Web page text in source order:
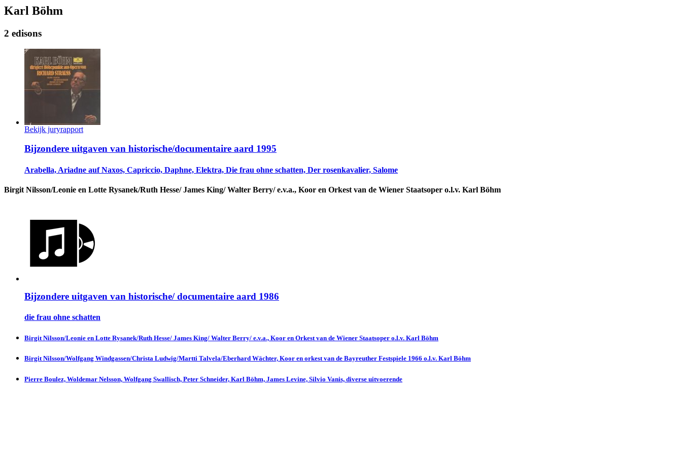
Karl Böhm
2 edisons
Bekijk juryrapport
Bijzondere uitgaven van historische/documentaire aard 1995
Arabella, Ariadne auf Naxos, Capriccio, Daphne, Elektra, Die frau ohne schatten, Der rosenkavalier, Salome
Birgit Nilsson/Leonie en Lotte Rysanek/Ruth Hesse/ James King/ Walter Berry/ e.v.a., Koor en Orkest van de Wiener Staatsoper o.l.v. Karl Böhm
Bijzondere uitgaven van historische/ documentaire aard 1986
die frau ohne schatten
Birgit Nilsson/Leonie en Lotte Rysanek/Ruth Hesse/ James King/ Walter Berry/ e.v.a., Koor en Orkest van de Wiener Staatsoper o.l.v. Karl Böhm
Birgit Nilsson/Wolfgang Windgassen/Christa Ludwig/Martti Talvela/Eberhard Wächter, Koor en orkest van de Bayreuther Festspiele 1966 o.l.v. Karl Böhm
Pierre Boulez, Woldemar Nelsson, Wolfgang Swallisch, Peter Schneider, Karl Böhm, James Levine, Silvio Vanis, diverse uitvoerende